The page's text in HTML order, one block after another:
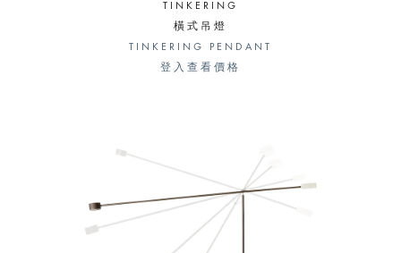
TINKERING
橫式吊燈
TINKERING PENDANT
登入查看價格